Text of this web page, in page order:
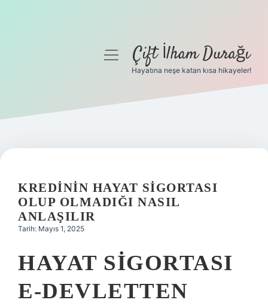
Gizlilik Politikası
Yasal Uyarı
menüyüÇift İlham Durağı
Hayatına neşe katan kısa hikayeler!
KREDININ HAYAT SIGORTASI
OLUP OLMADIĞI NASIL
ANLAŞILIR
Tarih: Mayıs 1, 2025
HAYAT SIGORTASI
E-DEVLETTEN